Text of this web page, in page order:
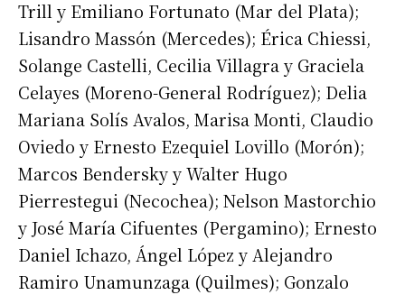
Trill y Emiliano Fortunato (Mar del Plata);
Lisandro Massón (Mercedes); Érica Chiessi,
Solange Castelli, Cecilia Villagra y Graciela
Celayes (Moreno-General Rodríguez); Delia
Mariana Solís Avalos, Marisa Monti, Claudio
Oviedo y Ernesto Ezequiel Lovillo (Morón);
Marcos Bendersky y Walter Hugo
Pierrestegui (Necochea); Nelson Mastorchio
y José María Cifuentes (Pergamino); Ernesto
Daniel Ichazo, Ángel López y Alejandro
Ramiro Unamunzaga (Quilmes); Gonzalo